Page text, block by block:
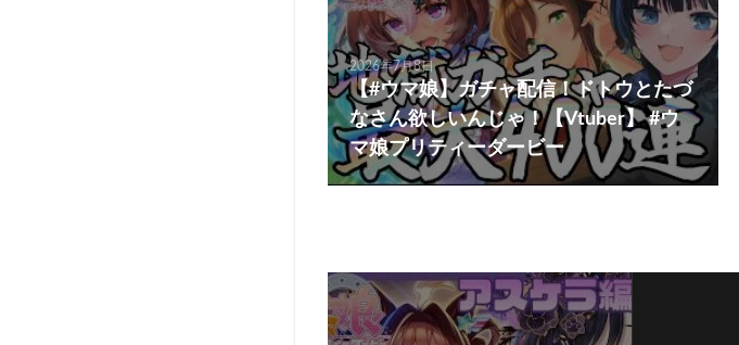
2026年7月8日
【#ウマ娘】ガチャ配信！ドトウとたづ
なさん欲しいんじゃ！【Vtuber】 #ウ
マ娘プリティーダービー